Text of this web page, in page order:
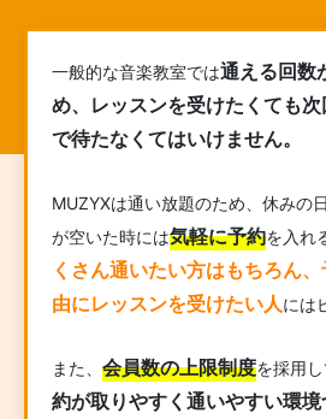
一般的な音楽教室では通える回数
め、レッスンを受けたくても
で待たなくてはいけません。
MUZYXは通い放題のため、休みの
が空いた時には気軽に予約を入れ
くさん通いたい方はもちろん
由にレッスンを受けたい人には
また、 会員数の上限制度を採用し
約が取りやすく通いやすい環境